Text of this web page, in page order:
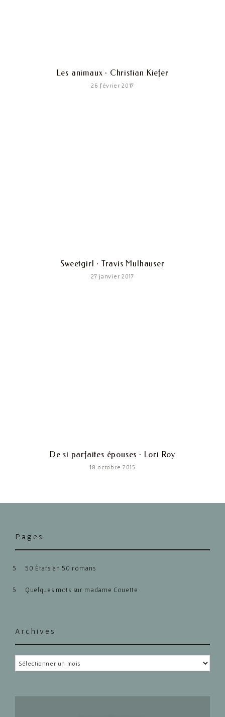
Les animaux · Christian Kiefer
26 février 2017
Sweetgirl · Travis Mulhauser
27 janvier 2017
De si parfaites épouses · Lori Roy
18 octobre 2015
Pages
50 États en 50 romans
Quelques mots sur madame Couette
Archives
Archives